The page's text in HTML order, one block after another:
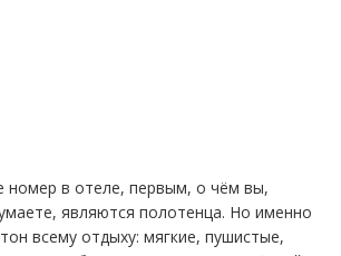
номер в отеле, первым, о чём вы,
являются полотенца. Но именно
всему отдыху: мягкие, пушистые,